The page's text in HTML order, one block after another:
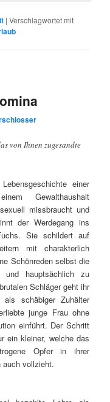
|Verschlagwortet mit
von Ihnen zugesandte
einer
Gewalthaushalt
missbraucht und
der Werdegang ins
Sie schildert auf
mit charakterlich
Schönreden selbst die
hauptsächlich zu
Schläger geht ihr
schäbiger Zuhälter
junge Frau ohne
einführt. Der Schritt
ein kleiner, welche das
Opfer in ihrer
auch vollzieht.